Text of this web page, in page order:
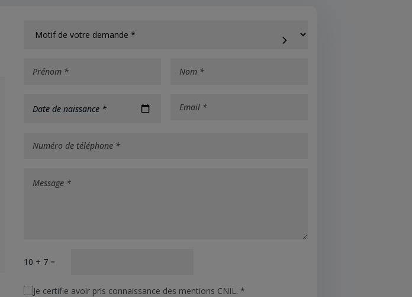
Date de naissance *
10 + 7 =
Je certifie avoir pris connaissance des mentions CNIL. *